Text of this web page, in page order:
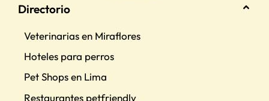
Directorio
Veterinarias en Miraflores
Hoteles para perros
Pet Shops en Lima
Restaurantes petfriendly